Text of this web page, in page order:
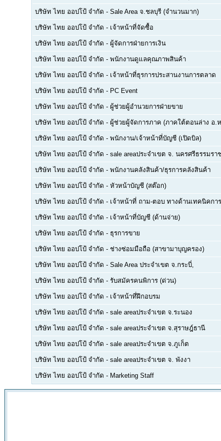
บริษัท ไทย ออปโป้ จำกัด - Sale Area จ.ชลบุรี (จำนวนมาก)
บริษัท ไทย ออปโป้ จำกัด - เจ้าหน้าที่จัดซื้อ
บริษัท ไทย ออปโป้ จำกัด - ผู้จัดการฝ่ายการเงิน
บริษัท ไทย ออปโป้ จำกัด - พนักงานดูแลคุณภาพสินค้า
บริษัท ไทย ออปโป้ จำกัด - เจ้าหน้าที่ธุรการประสานงานการตลาด
บริษัท ไทย ออปโป้ จำกัด - PC Event
บริษัท ไทย ออปโป้ จำกัด - ผู้ช่วยผู้อำนวยการฝ่ายขาย
บริษัท ไทย ออปโป้ จำกัด - ผู้ช่วยผู้จัดการภาค (ภาคใต้ตอนล่าง อ
บริษัท ไทย ออปโป้ จำกัด - พนักงาน/เจ้าหน้าที่บัญชี (เปิดบิล)
บริษัท ไทย ออปโป้ จำกัด - sale areaประจำเขต จ. นครศรีธรรมรา
บริษัท ไทย ออปโป้ จำกัด - พนักงานคลังสินค้า/ธุรการคลังสินค้า
บริษัท ไทย ออปโป้ จำกัด - หัวหน้าบัญชี (สต๊อก)
บริษัท ไทย ออปโป้ จำกัด - เจ้าหน้าที่ ถาม-ตอบ ทางด้านเทคนิคก
บริษัท ไทย ออปโป้ จำกัด - เจ้าหน้าที่บัญชี (ด้านจ่าย)
บริษัท ไทย ออปโป้ จำกัด - ธุรการขาย
บริษัท ไทย ออปโป้ จำกัด - ช่างซ่อมมือถือ (สาขามาบุญครอง)
บริษัท ไทย ออปโป้ จำกัด - Sale Area ประจำเขต จ.กระบี่,
บริษัท ไทย ออปโป้ จำกัด - รับสมัครคนพิการ (ด่วน)
บริษัท ไทย ออปโป้ จำกัด - เจ้าหน้าที่ฝึกอบรม
บริษัท ไทย ออปโป้ จำกัด - sale areaประจำเขต จ.ระนอง
บริษัท ไทย ออปโป้ จำกัด - sale areaประจำเขต จ.สุราษฎ์ธานี
บริษัท ไทย ออปโป้ จำกัด - sale areaประจำเขต จ.ภูเก็ต
บริษัท ไทย ออปโป้ จำกัด - sale areaประจำเขต จ. พังงา
บริษัท ไทย ออปโป้ จำกัด - Marketing Staff